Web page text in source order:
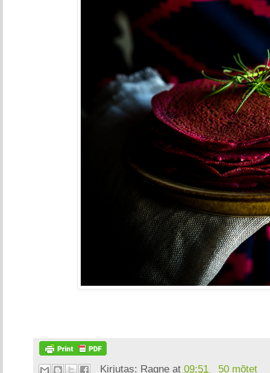
Kirjutas: Ragne at 09:51 50 mõtet